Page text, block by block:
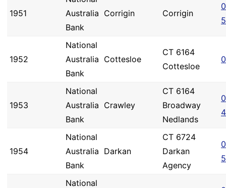
1951
Australia
Bank
Corrigin Corrigin
1952
National
Australia
Bank
Cottesloe
CT 6164
Cottesloe
1953
National
Australia
Bank
Crawley
CT 6164
Broadway
Nedlands
1954
National
Australia
Bank
Darkan
CT 6724
Darkan
Agency
National